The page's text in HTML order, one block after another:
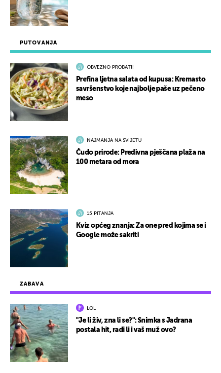
ZABAVA
LOL
"Je li živ, zna li se?": Snimka s Jadrana
postala hit, radi li i vaš muž ovo?
PUTOVANJA
OBVEZNO PROBATI!
Prefina ljetna salata od kupusa: Kremasto
savršenstvo koje najbolje paše uz pečeno
meso
NAJMANJA NA SVIJETU
Čudo prirode: Predivna pješčana plaža na
100 metara od mora
15 PITANJA
Kviz općeg znanja: Za one pred kojima se i
Google može sakriti